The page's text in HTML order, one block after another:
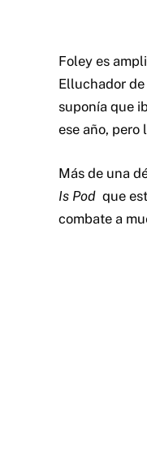
Foley es
Elluchador
suponía que
ese año, pero
Más de una
Is Pod que
combate a